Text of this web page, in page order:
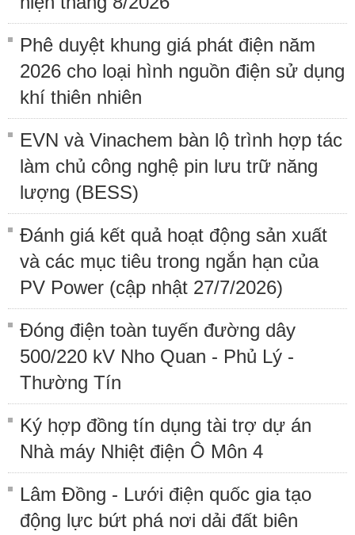
Phê duyệt khung giá phát điện năm
2026 cho loại hình nguồn điện sử dụng
khí thiên nhiên
EVN và Vinachem bàn lộ trình hợp tác
làm chủ công nghệ pin lưu trữ năng
lượng (BESS)
Đánh giá kết quả hoạt động sản xuất
và các mục tiêu trong ngắn hạn của
PV Power (cập nhật 27/7/2026)
Đóng điện toàn tuyến đường dây
500/220 kV Nho Quan - Phủ Lý -
Thường Tín
Ký hợp đồng tín dụng tài trợ dự án
Nhà máy Nhiệt điện Ô Môn 4
Lâm Đồng - Lưới điện quốc gia tạo
động lực bứt phá nơi dải đất biên